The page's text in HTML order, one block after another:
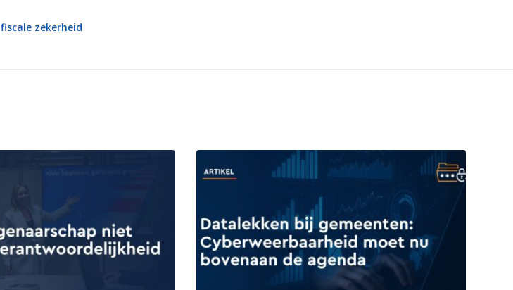
fiscale zekerheid